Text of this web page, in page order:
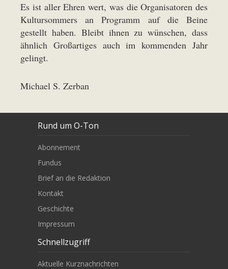
Es ist aller Ehren wert, was die Organisatoren des
Kultursommers an Programm auf die Beine
gestellt haben. Bleibt ihnen zu wünschen, dass
ähnlich Großartiges auch im kommenden Jahr
gelingt.
Michael S. Zerban
Rund um O-Ton
Abonnement
Fundus
Brief an die Redaktion
Kontakt
Geschichte
Impressum
Schnellzugriff
Aktuelle Kurznachrichten